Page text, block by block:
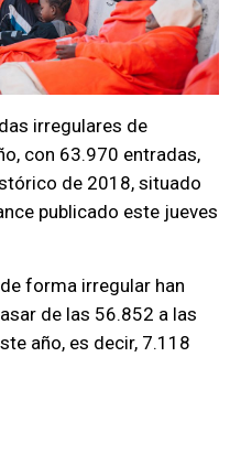
irregulares de
con 63.970 entradas,
de 2018, situado
publicado este jueves
forma irregular han
de las 56.852 a las
año, es decir, 7.118